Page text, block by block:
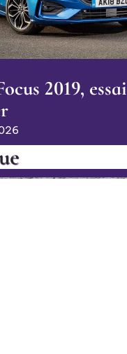
2019, essai